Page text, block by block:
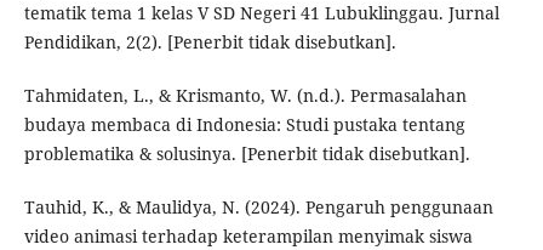
tematik tema 1 kelas V SD Negeri 41 Lubuklinggau. Jurnal
Pendidikan, 2(2). [Penerbit tidak disebutkan].
Tahmidaten, L., & Krismanto, W. (n.d.). Permasalahan
budaya membaca di Indonesia: Studi pustaka tentang
problematika & solusinya. [Penerbit tidak disebutkan].
Tauhid, K., & Maulidya, N. (2024). Pengaruh penggunaan
video animasi terhadap keterampilan menyimak siswa